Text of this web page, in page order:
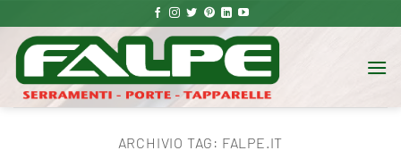
ai
contenuti
ARCHIVIO TAG: FALPE.IT